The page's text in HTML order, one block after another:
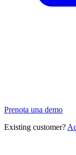
Prenota una demo
Existing customer?